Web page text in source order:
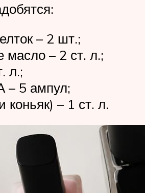
– 2 шт.;
масло – 2 ст. л.;
л.;
– 5 ампул;
коньяк) – 1 ст. л.